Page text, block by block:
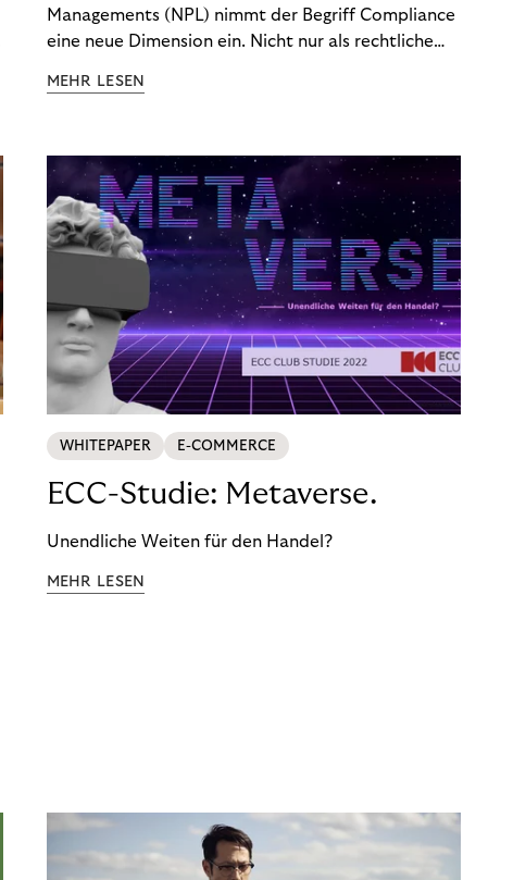
Managements (NPL) nimmt der Begriff Compliance
eine neue Dimension ein. Nicht nur als rechtliche
Wettbewerbsvorteil. In einem Umfeld steigender
(DSGVO) – geraten viele Unternehmen an die
Grenzen traditioneller Compliance-Mechanismen.
MEHR LESEN
WHITEPAPER E-COMMERCE
ECC-Studie: Metaverse.
Unendliche Weiten für den Handel?
MEHR LESEN